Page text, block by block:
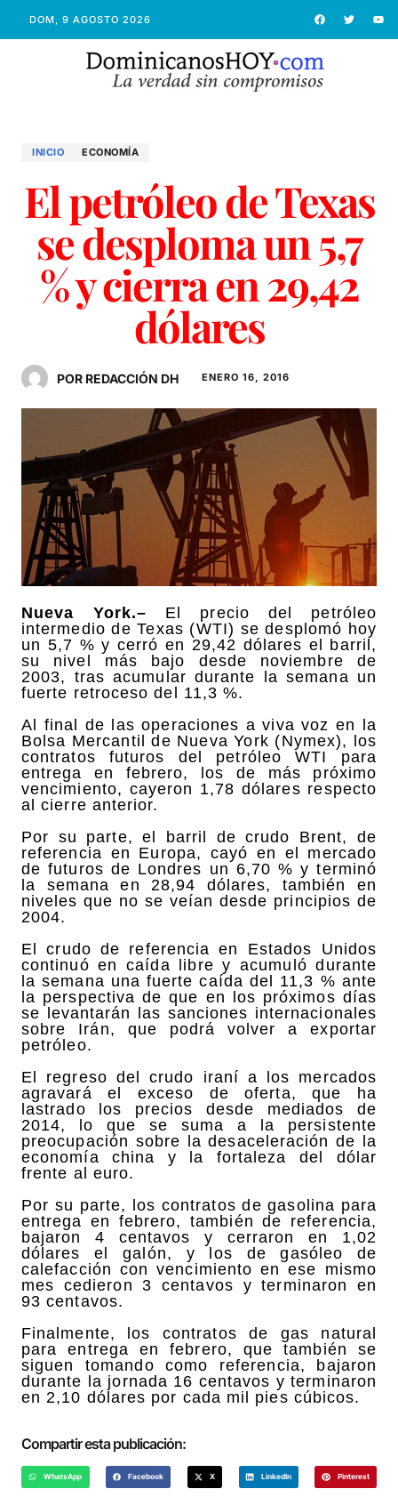
DOM, 9 AGOSTO 2026
INICIO ECONOMÍ­A
El petróleo de Texas
se desploma un 5,7
% y cierra en 29,42
dólares
POR REDACCIÓN DH ENERO 16, 2016
Nueva York.– El precio del petróleo
intermedio de Texas (WTI) se desplomó hoy
un 5,7 % y cerró en 29,42 dólares el barril,
su nivel más bajo desde noviembre de
2003, tras acumular durante la semana un
fuerte retroceso del 11,3 %.
Al final de las operaciones a viva voz en la
Bolsa Mercantil de Nueva York (Nymex), los
contratos futuros del petróleo WTI para
entrega en febrero, los de más próximo
vencimiento, cayeron 1,78 dólares respecto
al cierre anterior.
Por su parte, el barril de crudo Brent, de
referencia en Europa, cayó en el mercado
de futuros de Londres un 6,70 % y terminó
la semana en 28,94 dólares, también en
niveles que no se veían desde principios de
2004.
El crudo de referencia en Estados Unidos
continuó en caída libre y acumuló durante
la semana una fuerte caída del 11,3 % ante
la perspectiva de que en los próximos días
se levantarán las sanciones internacionales
sobre Irán, que podrá volver a exportar
petróleo.
El regreso del crudo iraní a los mercados
agravará el exceso de oferta, que ha
lastrado los precios desde mediados de
2014, lo que se suma a la persistente
preocupación sobre la desaceleración de la
economía china y la fortaleza del dólar
frente al euro.
Por su parte, los contratos de gasolina para
entrega en febrero, también de referencia,
bajaron 4 centavos y cerraron en 1,02
dólares el galón, y los de gasóleo de
calefacción con vencimiento en ese mismo
mes cedieron 3 centavos y terminaron en
93 centavos.
Finalmente, los contratos de gas natural
para entrega en febrero, que también se
siguen tomando como referencia, bajaron
durante la jornada 16 centavos y terminaron
en 2,10 dólares por cada mil pies cúbicos.
Compartir esta publicación:
WhatsApp Facebook X LinkedIn Pinterest